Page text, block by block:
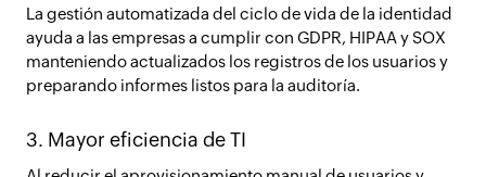
La gestión automatizada del ciclo de vida de la identidad
ayuda a las empresas a cumplir con GDPR, HIPAA y SOX
manteniendo actualizados los registros de los usuarios y
preparando informes listos para la auditoría.
3. Mayor eficiencia de TI